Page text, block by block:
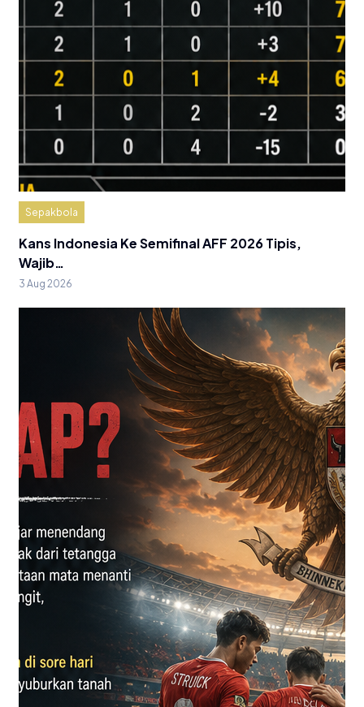
Sepakbola
Kans Indonesia Ke Semifinal AFF 2026 Tipis,
Wajib…
3 Aug 2026